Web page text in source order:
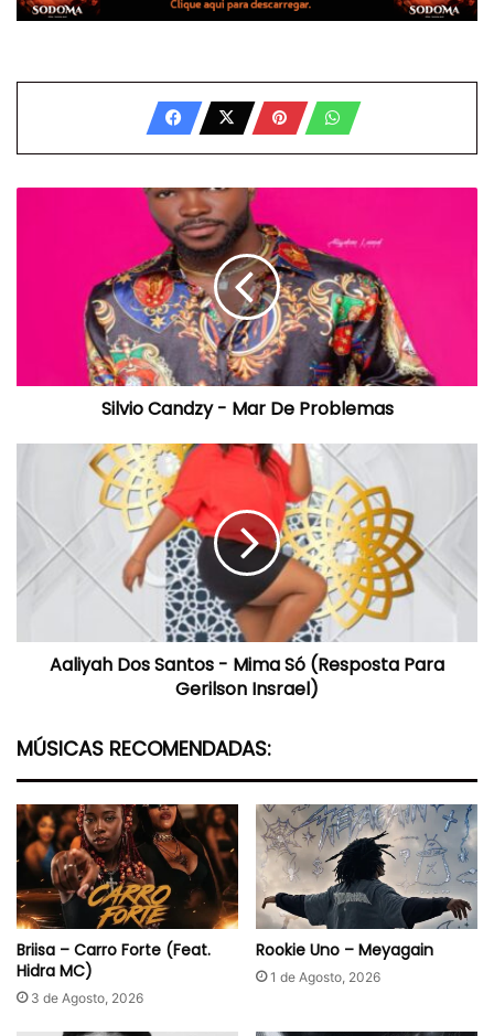
Problemas
Silvio Candzy - Mar De Problemas
Santos
(Resposta
Gerilson
Insrael)Aaliyah Dos Santos - Mima Só (Resposta Para
Gerilson Insrael)
MÚSICAS RECOMENDADAS:
Briisa – Carro Forte (Feat.
Hidra MC)
3 de Agosto, 2026
Rookie Uno – Meyagain
1 de Agosto, 2026